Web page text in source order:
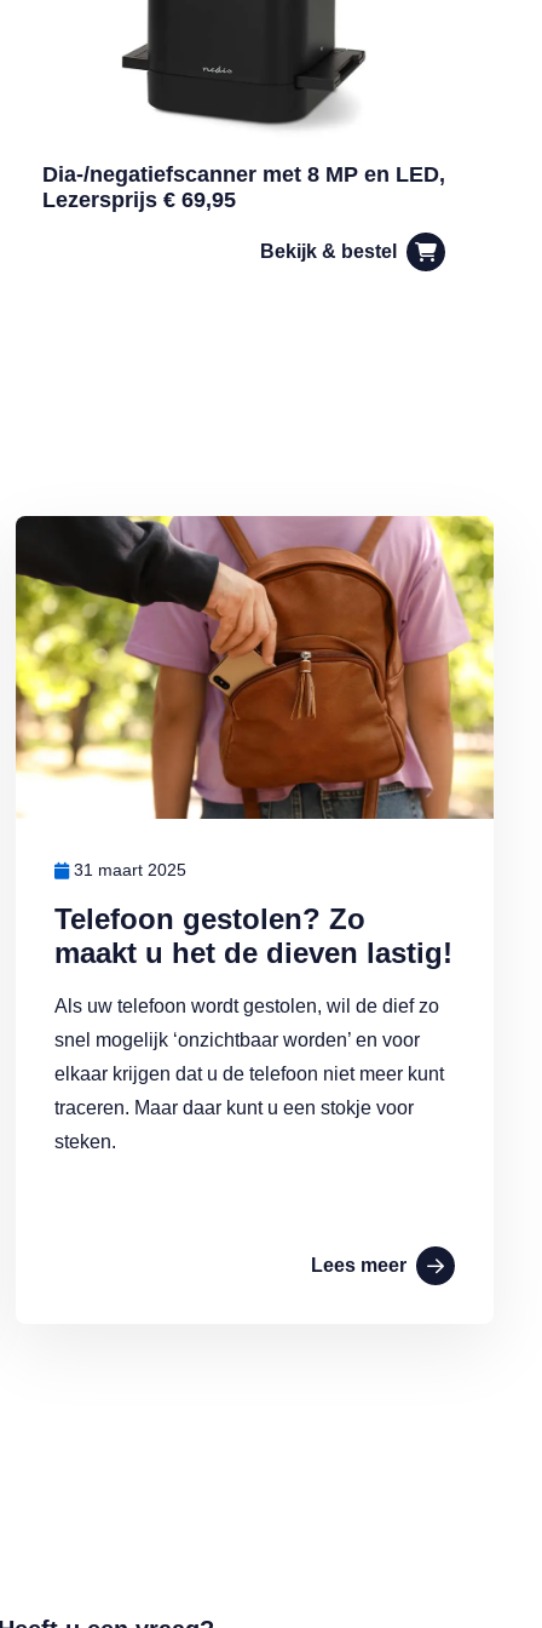
Dia-/negatiefscanner met 8 MP en LED,
Lezersprijs € 69,95
Bekijk & bestel
onder druk
Telefoon gestolen? Zo
maakt u het de dieven lastig!
31 maart 2025
Als uw telefoon wordt gestolen, wil de dief zo
snel mogelijk ‘onzichtbaar worden’ en voor
elkaar krijgen dat u de telefoon niet meer kunt
traceren. Maar daar kunt u een stokje voor
steken.
Lees meer
Lees meer over Telefoon gestolen? Zo maakt u het de dieven lastig!